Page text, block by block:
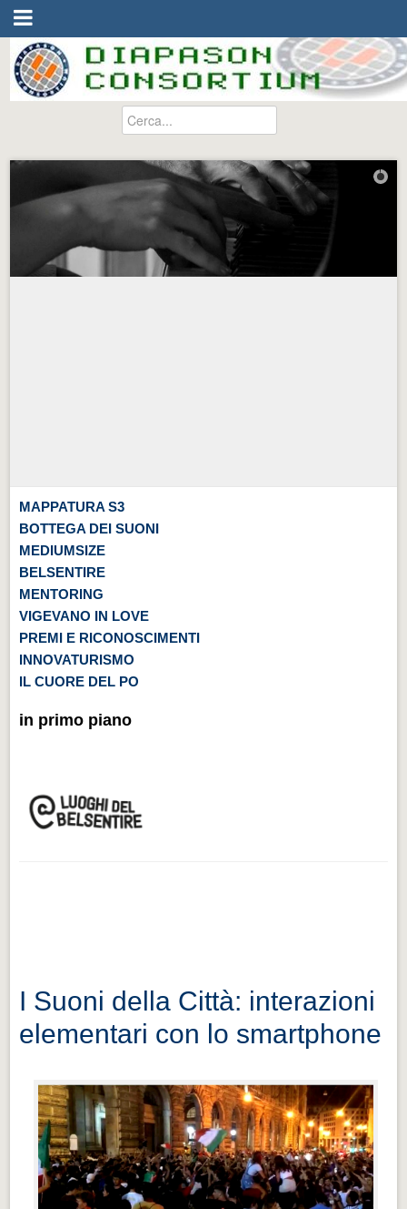
MAPPATURA S3
BOTTEGA DEI SUONI
MEDIUMSIZE
BELSENTIRE
MENTORING
VIGEVANO IN LOVE
PREMI E RICONOSCIMENTI
INNOVATURISMO
IL CUORE DEL PO
in primo piano
I Suoni della Città: interazioni
elementari con lo smartphone